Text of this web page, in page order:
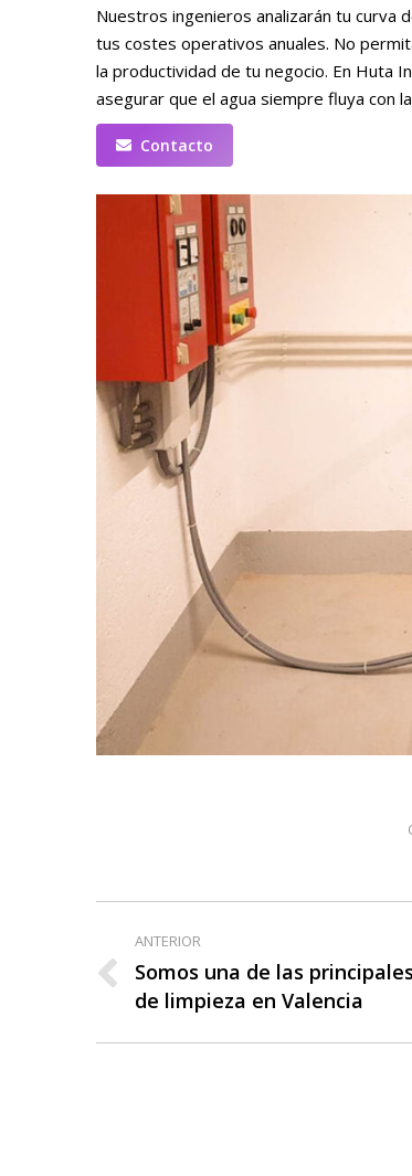
Nuestros ingenieros analizarán tu curva
tus costes operativos anuales. No
la productividad de tu negocio. En Huta
asegurar que el agua siempre fluya con
Contacto
Navegación
entre
publicaciones
ANTERIOR
Publicación
anterior:
Somos una de las
de limpieza en Valencia